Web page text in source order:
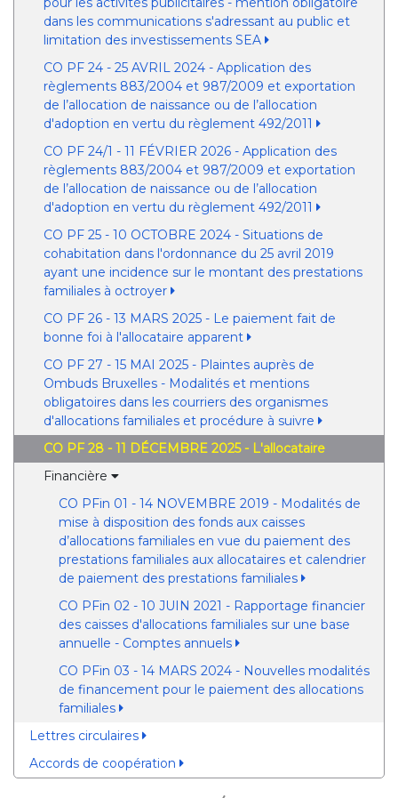
dans les communications s'adressant au public et
limitation des investissements SEA
CO PF 24 - 25 AVRIL 2024 - Application des
règlements 883/2004 et 987/2009 et exportation
de l’allocation de naissance ou de l’allocation
d'adoption en vertu du règlement 492/2011
CO PF 24/1 - 11 FÉVRIER 2026 - Application des
règlements 883/2004 et 987/2009 et exportation
de l’allocation de naissance ou de l’allocation
d'adoption en vertu du règlement 492/2011
CO PF 25 - 10 OCTOBRE 2024 - Situations de
cohabitation dans l'ordonnance du 25 avril 2019
ayant une incidence sur le montant des prestations
familiales à octroyer
CO PF 26 - 13 MARS 2025 - Le paiement fait de
bonne foi à l'allocataire apparent
CO PF 27 - 15 MAI 2025 - Plaintes auprès de
Ombuds Bruxelles - Modalités et mentions
obligatoires dans les courriers des organismes
d'allocations familiales et procédure à suivre
CO PF 28 - 11 DÉCEMBRE 2025 - L'allocataire
Financière
CO PFin 01 - 14 NOVEMBRE 2019 - Modalités de
mise à disposition des fonds aux caisses
d’allocations familiales en vue du paiement des
prestations familiales aux allocataires et calendrier
de paiement des prestations familiales
CO PFin 02 - 10 JUIN 2021 - Rapportage financier
des caisses d'allocations familiales sur une base
annuelle - Comptes annuels
CO PFin 03 - 14 MARS 2024 - Nouvelles modalités
de financement pour le paiement des allocations
familiales
Lettres circulaires
Accords de coopération